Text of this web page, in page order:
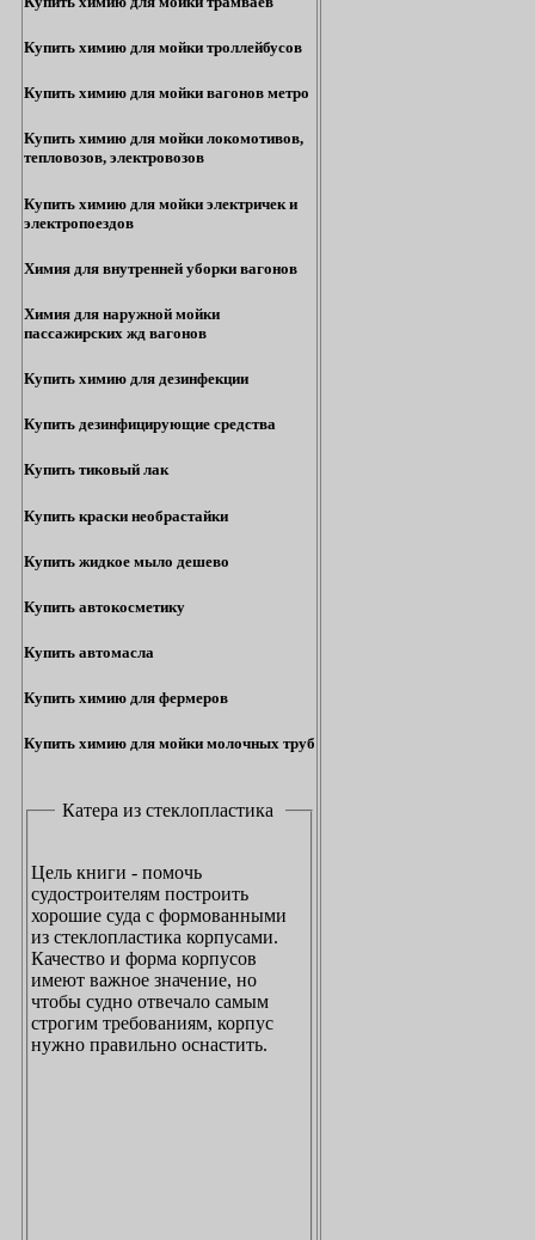
Купить химию для мойки троллейбусов
Купить химию для мойки вагонов метро
Купить химию для мойки локомотивов,
тепловозов, электровозов
Купить химию для мойки электричек и
электропоездов
Химия для внутренней уборки вагонов
Химия для наружной мойки
пассажирских жд вагонов
Купить химию для дезинфекции
Купить дезинфицирующие средства
Купить тиковый лак
Купить краски необрастайки
Купить жидкое мыло дешево
Купить автокосметику
Купить автомасла
Купить химию для фермеров
Купить химию для мойки молочных труб
Катера из стеклопластика
Цель книги - помочь
судостроителям построить
хорошие суда с формованными
из стеклопластика корпусами.
Качество и форма корпусов
имеют важное значение, но
чтобы судно отвечало самым
строгим требованиям, корпус
нужно правильно оснастить.